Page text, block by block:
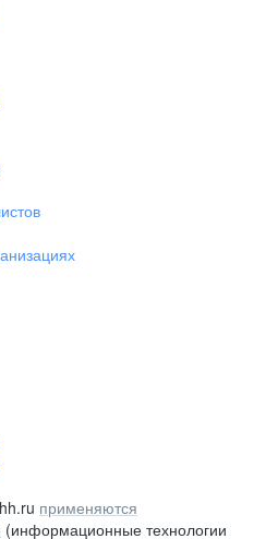
применяются
(информационные технологии